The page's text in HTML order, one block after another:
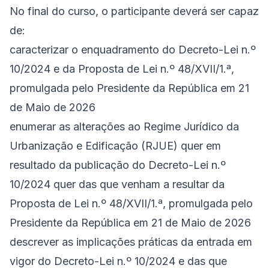
No final do curso, o participante deverá ser capaz
de:
caracterizar o enquadramento do Decreto-Lei n.º
10/2024 e da Proposta de Lei n.º 48/XVII/1.ª,
promulgada pelo Presidente da República em 21
de Maio de 2026
enumerar as alterações ao Regime Jurídico da
Urbanização e Edificação (RJUE) quer em
resultado da publicação do Decreto-Lei n.º
10/2024 quer das que venham a resultar da
Proposta de Lei n.º 48/XVII/1.ª, promulgada pelo
Presidente da República em 21 de Maio de 2026
descrever as implicações práticas da entrada em
vigor do Decreto-Lei n.º 10/2024 e das que